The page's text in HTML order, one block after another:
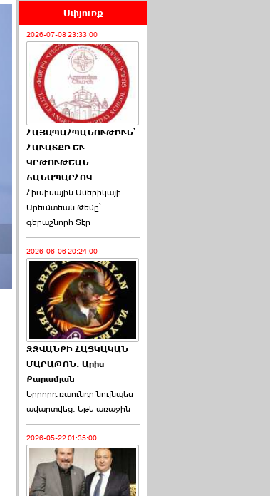
Սփյուռք
2026-07-08 23:33:00
ՀԱՅԱՊԱՀՊԱՆՈՒԹԻՒՆ՝
ՀԱՒԱՏՔԻ ԵՒ
ԿՐԹՈՒԹԵԱՆ
ՃԱՆԱՊԱՐՀՈՎ
Հիւսիսային Ամերիկայի
Արեւմտեան Թեմը՝
գերաշնորհ Տէր
2026-06-06 20:24:00
ԶԶՎԱՆՔԻ ՀԱՅԿԱԿԱՆ
ՄԱՐԱԹՈՆ. Արիս
Քարամյան
Երրորդ ռաունդը նույնպես
ավարտվեց։ Եթե առաջին
2026-05-22 01:35:00